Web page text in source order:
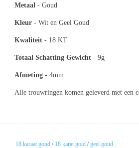
Metaal -
Kleur- Wit en Geel
Kwaliteit- 18 KT
Totaal Schatting Gewicht- 9g
Afmeting- 4mm
Alle trouwringen komen geleverd met een
18 karaat goud / 18 karat gold /geel goud